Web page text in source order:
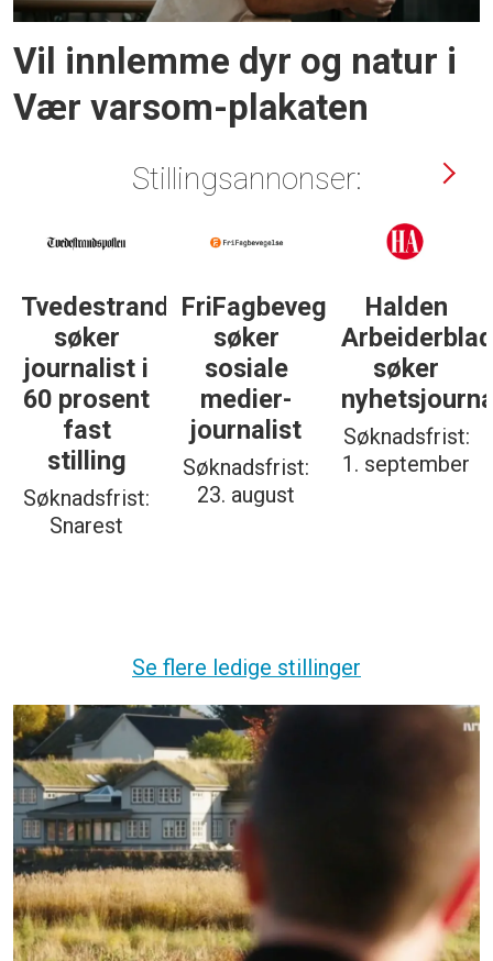
Vil innlemme dyr og natur i
Vær varsom-plakaten
Stillingsannonser:
Halden
Arbeiderblad
søker
nyhetsjournalist
Søknadsfrist:
1. september
Støttegruppa
25. juni
søker
journalist
Søknadsfrist:
19. august
Journalist
med teft
for
digitale
spor? Bli
med på å
Se flere ledige stillinger